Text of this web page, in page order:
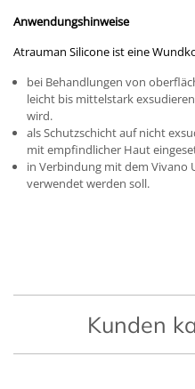
Anwendungshinweise
Atrauman Silicone ist eine
bei Behandlungen von
leicht bis mittelstark
wird.
als Schutzschicht auf nicht
mit empfindlicher Haut
in Verbindung mit dem
verwendet werden soll.
Kunden